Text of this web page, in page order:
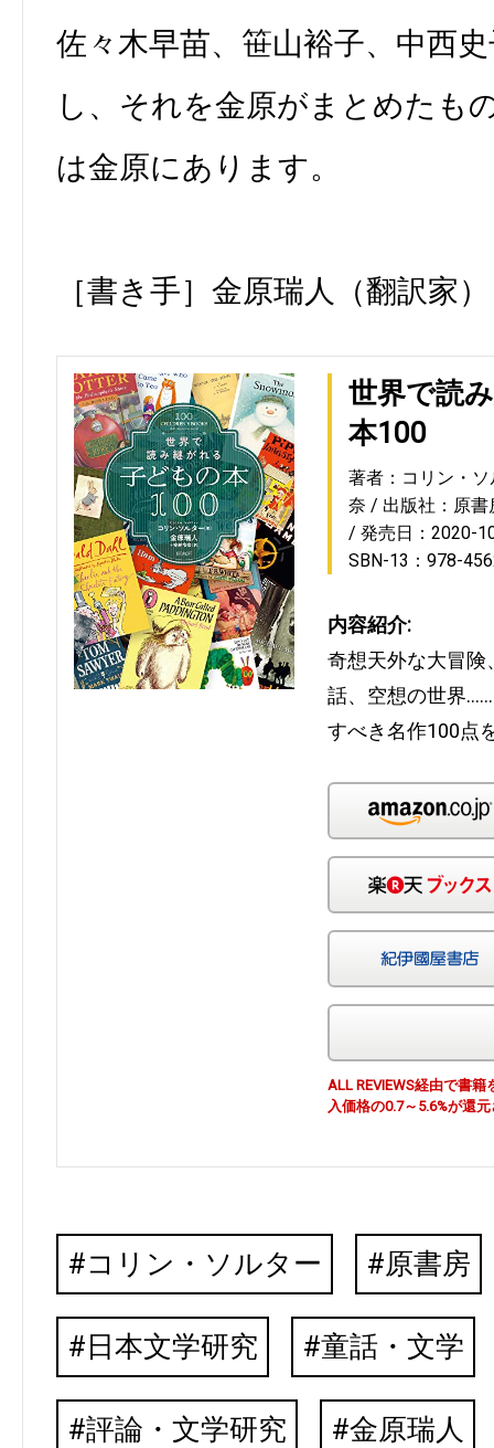
佐々木早苗、笹山裕子、中西
し、それを金原がまとめたも
は金原にあります。
［書き手］金原瑞人（翻訳家）
世界で読
本100
著者：コリン・ソ
奈
出版社：原書
発売日：2020-
SBN-13：978-
内容紹介:
奇想天外な大冒険
話、空想の世界
すべき名作100点
ALL REVIEWS経由で書
入価格の0.7～5.6%が還
コリン・ソルター 原書房
日本文学研究 童話・文学
評論・文学研究 金原瑞人